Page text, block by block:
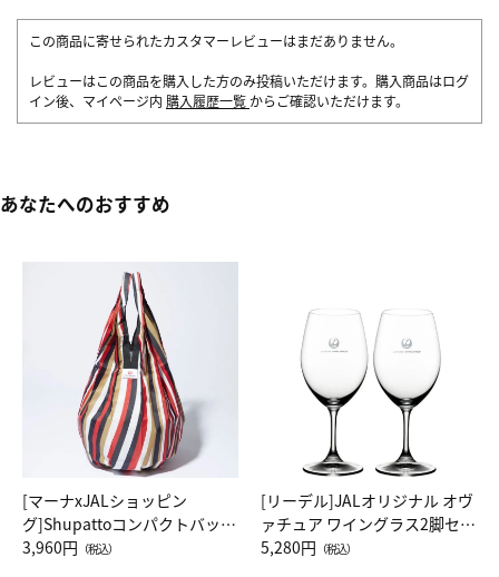
この商品に寄せられたカスタマーレビューはまだありません。
レビューはこの商品を購入した方のみ投稿いただけます。購入商品はログ
イン後、マイページ内 購入履歴一覧 からご確認いただけます。
あなたへのおすすめ
[マーナxJALショッピン
グ]Shupattoコンパクトバッグ
Drop JAL客室乗務員（LC）ス
3,960円 （税込）
[リーデル]JALオリジナル オヴ
ァチュア ワイングラス2脚セッ
ト（レッドワイン）
5,280円 （税込）